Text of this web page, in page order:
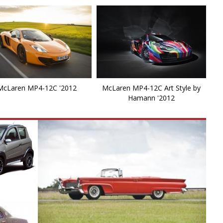
MP4-12C '2012
McLaren MP4-12C Art Style by
Hamann '2012